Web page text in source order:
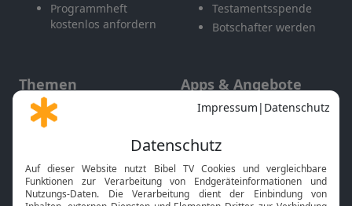
Programmheft
kostenlos anfordern
Testamentsspende
Botschafter werden
Themen
Gott und Bibel erklärt
Neuigkeiten
Apps & Angebote
Mobile App
Smart TV
HbbTV